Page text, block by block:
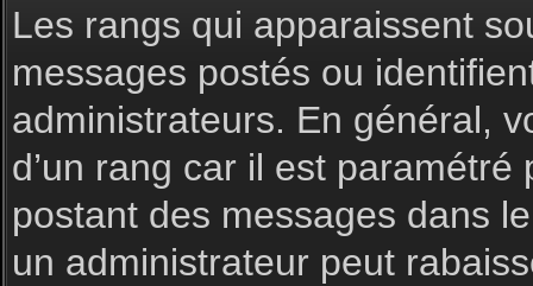
Les rangs qui apparaissent
messages postés ou
administrateurs. En général,
d’un rang car il est
postant des messages dans
un administrateur peut